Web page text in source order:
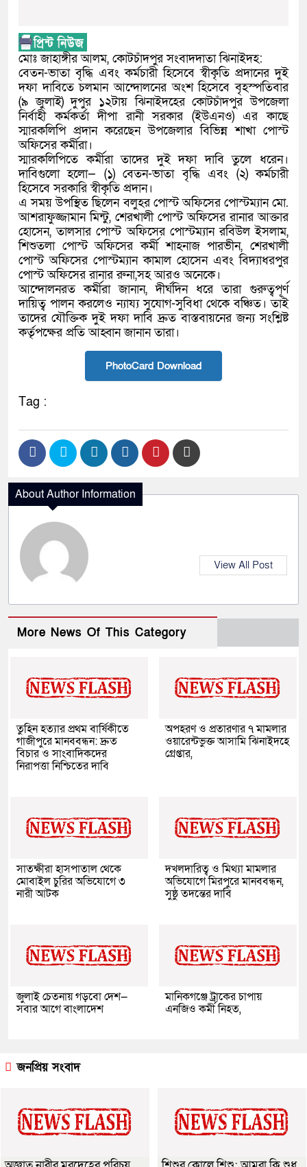
মোঃ জাহাঙ্গীর আলম, কোটচাঁদপুর সংবাদদাতা ঝিনাইদহ:
বেতন-ভাতা বৃদ্ধি এবং কর্মচারী হিসেবে স্বীকৃতি প্রদানের দুই
দফা দাবিতে চলমান আন্দোলনের অংশ হিসেবে বৃহস্পতিবার
(৯ জুলাই) দুপুর ১২টায় ঝিনাইদহের কোটচাঁদপুর উপজেলা
নির্বাহী কর্মকর্তা দীপা রানী সরকার (ইউএনও) এর কাছে
স্মারকলিপি প্রদান করেছেন উপজেলার বিভিন্ন শাখা পোস্ট
অফিসের কর্মীরা।
স্মারকলিপিতে কর্মীরা তাদের দুই দফা দাবি তুলে ধরেন।
দাবিগুলো হলো— (১) বেতন-ভাতা বৃদ্ধি এবং (২) কর্মচারী
হিসেবে সরকারি স্বীকৃতি প্রদান।
এ সময় উপস্থিত ছিলেন বলুহর পোস্ট অফিসের পোস্টম্যান মো.
আশরাফুজ্জামান মিন্টু, শেরখালী পোস্ট অফিসের রানার আক্তার
হোসেন, তালসার পোস্ট অফিসের পোস্টম্যান রবিউল ইসলাম,
শিশুতলা পোস্ট অফিসের কর্মী শাহনাজ পারভীন, শেরখালী
পোস্ট অফিসের পোস্টম্যান কামাল হোসেন এবং বিদ্যাধরপুর
পোস্ট অফিসের রানার রুনা,সহ আরও অনেকে।
আন্দোলনরত কর্মীরা জানান, দীর্ঘদিন ধরে তারা গুরুত্বপূর্ণ
দায়িত্ব পালন করলেও ন্যায্য সুযোগ-সুবিধা থেকে বঞ্চিত। তাই
তাদের যৌক্তিক দুই দফা দাবি দ্রুত বাস্তবায়নের জন্য সংশ্লিষ্ট
কর্তৃপক্ষের প্রতি আহ্বান জানান তারা।
PhotoCard Download
Tag :
About Author Information
View All Post
More News Of This Category
তুহিন হত্যার প্রথম বার্ষিকীতে
গাজীপুরে মানববন্ধন: দ্রুত
বিচার ও সাংবাদিকদের
নিরাপত্তা নিশ্চিতের দাবি
অপহরণ ও প্রতারণার ৭ মামলার
ওয়ারেন্টভুক্ত আসামি ঝিনাইদহে
গ্রেপ্তার,
সাতক্ষীরা হাসপাতাল থেকে
মোবাইল চুরির অভিযোগে ৩
নারী আটক
দখলদারিত্ব ও মিথ্যা মামলার
অভিযোগে মিরপুরে মানববন্ধন,
সুষ্ঠু তদন্তের দাবি
জুলাই চেতনায় গড়বো দেশ—
সবার আগে বাংলাদেশ
মানিকগঞ্জে ট্রাকের চাপায়
এনজিও কর্মী নিহত,
জনপ্রিয় সংবাদ